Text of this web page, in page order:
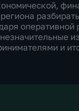
оперативной
и